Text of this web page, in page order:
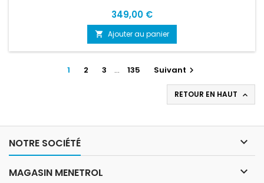
Prix
349,00 €
 Ajouter au panier
1 2 3 … 135 Suivant 
RETOUR EN HAUT 
NOTRE SOCIÉTÉ 
MAGASIN MENETROL 